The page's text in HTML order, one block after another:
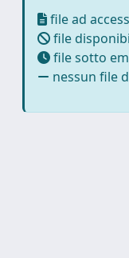
file ad
file
file sotto
nessun file